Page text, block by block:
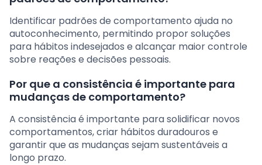
Identificar padrões de comportamento ajuda no
autoconhecimento, permitindo propor soluções
para hábitos indesejados e alcançar maior controle
sobre reações e decisões pessoais.
Por que a consistência é importante para
mudanças de comportamento?
A consistência é importante para solidificar novos
comportamentos, criar hábitos duradouros e
garantir que as mudanças sejam sustentáveis a
longo prazo.